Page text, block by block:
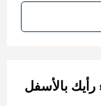
رأيك بالأسفل